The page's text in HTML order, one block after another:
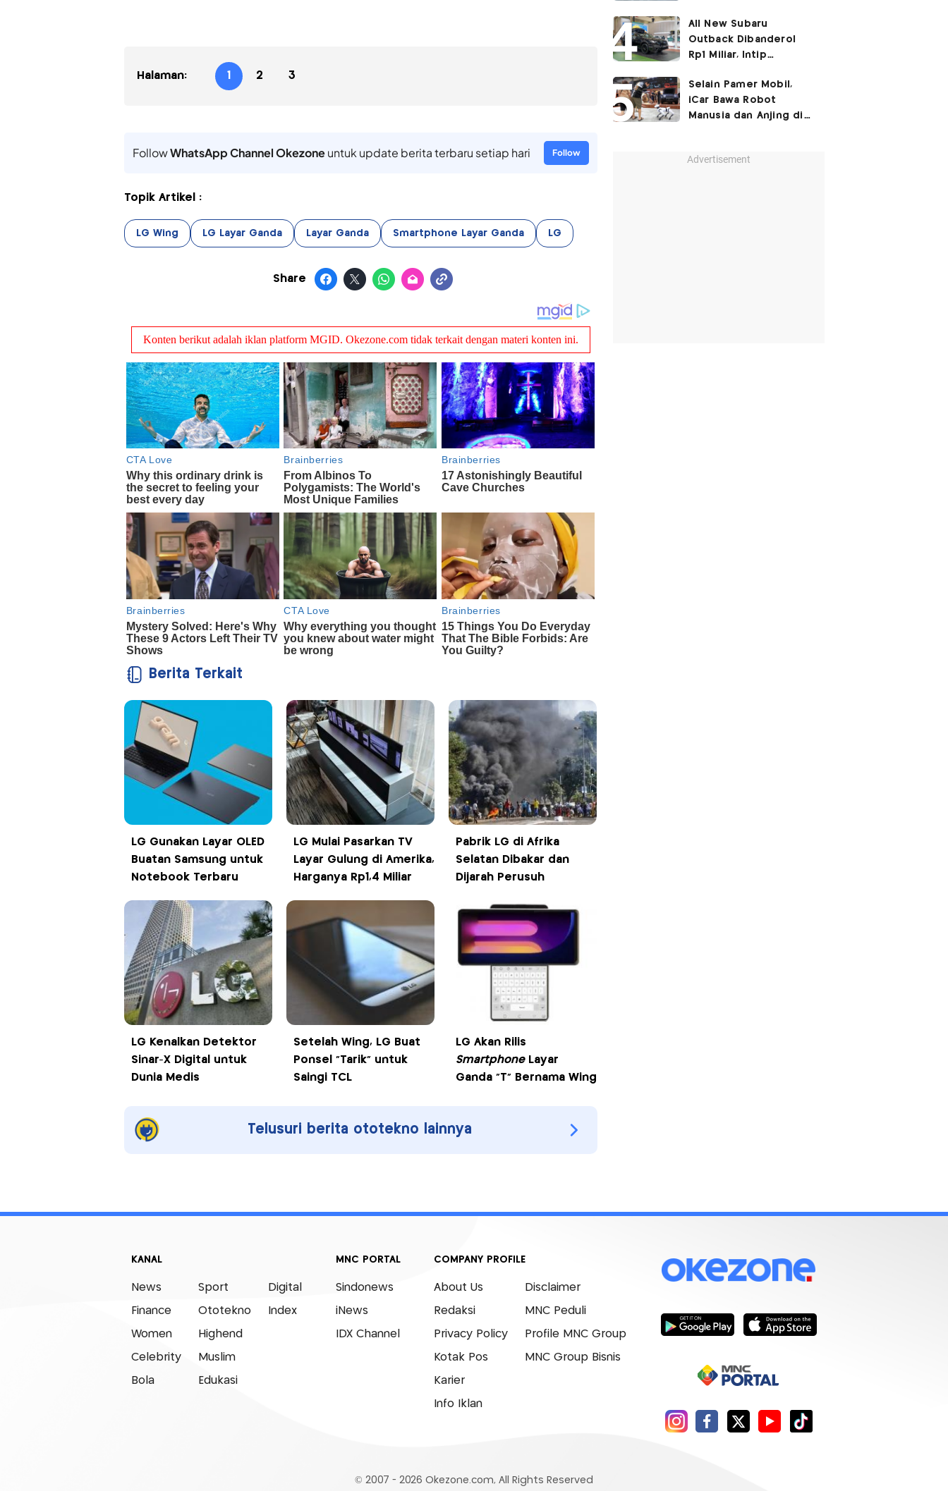
Halaman: 1 2 3
FollowWhatsApp Channel Okezoneuntuk update berita terbaru setiap hari Follow
Topik Artikel :
LG Wing LG Layar Ganda Layar Ganda Smartphone Layar Ganda LG
Share
Berita Terkait
LG Gunakan Layar OLED
Buatan Samsung untuk
Notebook Terbaru
LG Mulai Pasarkan TV
Layar Gulung di Amerika,
Harganya Rp1,4 Miliar
Pabrik LG di Afrika
Selatan Dibakar dan
Dijarah Perusuh
LG Kenalkan Detektor
Sinar-X Digital untuk
Dunia Medis
Setelah Wing, LG Buat
Ponsel "Tarik" untuk
Saingi TCL
LG Akan Rilis
SmartphoneLayar
Ganda "T" Bernama Wing
Telusuri berita ototekno lainnya
All New Subaru
Outback Dibanderol
Rp1 Miliar, Intip
Selain Pamer Mobil,
iCar Bawa Robot
Manusia dan Anjing di
Advertisement
KANAL COMPANY PROFILE
About Us
Kotak Pos MNC Group Bisnis